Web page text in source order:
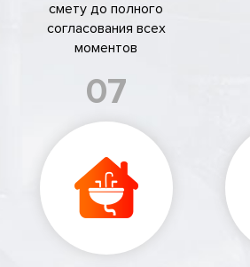
смету до полного
согласования всех
моментов
07